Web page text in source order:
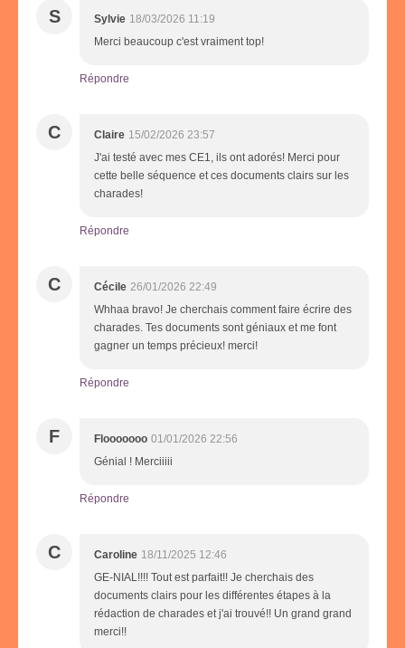
S Sylvie 18/03/2026 11:19
Merci beaucoup c'est vraiment top!
Répondre
C Claire 15/02/2026 23:57
J'ai testé avec mes CE1, ils ont adorés! Merci pour
cette belle séquence et ces documents clairs sur les
charades!
Répondre
C Cécile 26/01/2026 22:49
Whhaa bravo! Je cherchais comment faire écrire des
charades. Tes documents sont géniaux et me font
gagner un temps précieux! merci!
Répondre
F Flooooooo 01/01/2026 22:56
Génial ! Merciiiii
Répondre
C Caroline 18/11/2025 12:46
GE-NIAL!!!! Tout est parfait!! Je cherchais des
documents clairs pour les différentes étapes à la
rédaction de charades et j'ai trouvé!! Un grand grand
merci!!